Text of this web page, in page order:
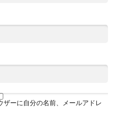
ーに自分の名前、メールアドレ